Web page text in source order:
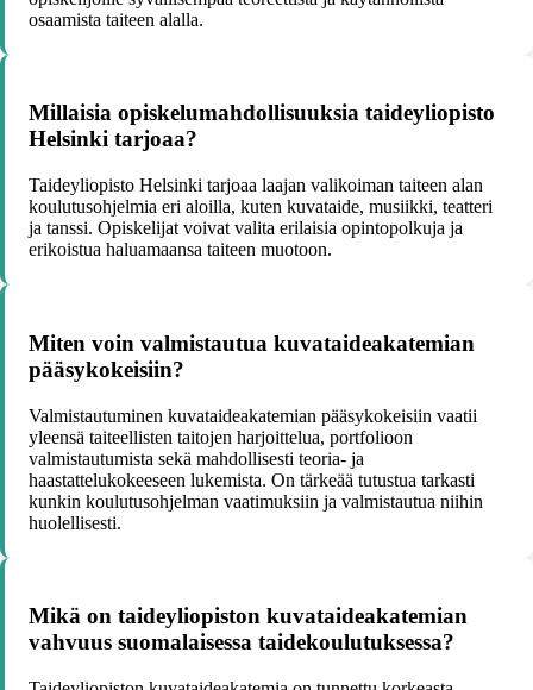
osaamista taiteen alalla.
Millaisia opiskelumahdollisuuksia taideyliopisto
Helsinki tarjoaa?
Taideyliopisto Helsinki tarjoaa laajan valikoiman taiteen alan
koulutusohjelmia eri aloilla, kuten kuvataide, musiikki, teatteri
ja tanssi. Opiskelijat voivat valita erilaisia opintopolkuja ja
erikoistua haluamaansa taiteen muotoon.
Miten voin valmistautua kuvataideakatemian
pääsykokeisiin?
Valmistautuminen kuvataideakatemian pääsykokeisiin vaatii
yleensä taiteellisten taitojen harjoittelua, portfolioon
valmistautumista sekä mahdollisesti teoria- ja
haastattelukokeeseen lukemista. On tärkeää tutustua tarkasti
kunkin koulutusohjelman vaatimuksiin ja valmistautua niihin
huolellisesti.
Mikä on taideyliopiston kuvataideakatemian
vahvuus suomalaisessa taidekoulutuksessa?